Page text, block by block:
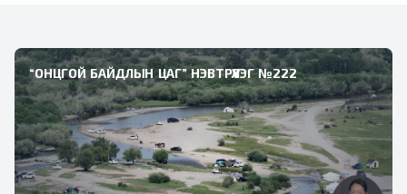
“ОНЦГОЙ БАЙДЛЫН ЦАГ” НЭВТРҮҮЛЭГ №222